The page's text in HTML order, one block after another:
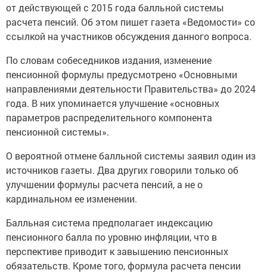
от действующей с 2015 года балльной системы
расчета пенсий. Об этом пишет газета «Ведомости» со
ссылкой на участников обсуждения данного вопроса.
По словам собеседников издания, изменение
пенсионной формулы предусмотрено «Основными
направлениями деятельности Правительства» до 2024
года. В них упоминается улучшение «основных
параметров распределительного компонента
пенсионной системы».
О вероятной отмене балльной системы заявил один из
источников газеты. Два других говорили только об
улучшении формулы расчета пенсий, а не о
кардинальном ее изменении.
Балльная система предполагает индексацию
пенсионного балла по уровню инфляции, что в
перспективе приводит к завышению пенсионных
обязательств. Кроме того, формула расчета пенсии